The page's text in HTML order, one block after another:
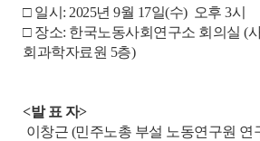
□ 일시: 2025년 9월 17일(수) 오후 3시
□ 장소: 한국노동사회연구소 회의실 (
회과학자료원 5층)
<발 표 자>
이창근 (민주노총 부설 노동연구원 연